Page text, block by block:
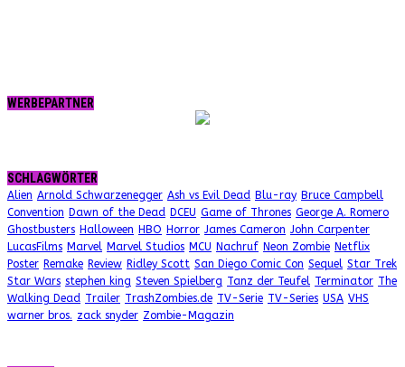
WERBEPARTNER
SCHLAGWÖRTER
Alien Arnold Schwarzenegger Ash vs Evil Dead Blu-ray Bruce Campbell
Convention Dawn of the Dead DCEU Game of Thrones George A. Romero
Ghostbusters Halloween HBO Horror James Cameron John Carpenter
LucasFilms Marvel Marvel Studios MCU Nachruf Neon Zombie Netflix
Poster Remake Review Ridley Scott San Diego Comic Con Sequel Star Trek
Star Wars stephen king Steven Spielberg Tanz der Teufel Terminator The
Walking Dead Trailer TrashZombies.de TV-Serie TV-Series USA VHS
warner bros. zack snyder Zombie-Magazin